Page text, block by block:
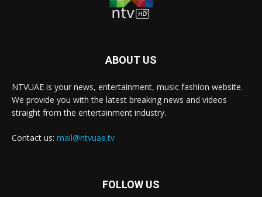
ABOUT US
NTVUAE is your news, entertainment, music fashion website.
We provide you with the latest breaking news and videos
straight from the entertainment industry.
Contact us: mail@ntvuae.tv
FOLLOW US